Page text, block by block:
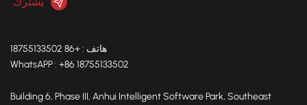
هاتف : +86 18755133502
WhatsAPP : +86 18755133502
Building 6, Phase III, Anhui Intelligent Software Park, Southeast